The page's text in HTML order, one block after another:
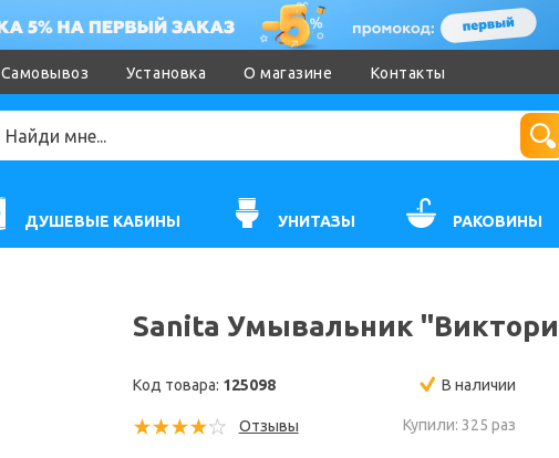
Самовывоз Установка О магазине Контакты
ДУШЕВЫЕ КАБИНЫ УНИТАЗЫ РАКОВИНЫ
Sanita Умывальник
Код товара: 125098 В наличии
Отзывы Купили: 325 раз